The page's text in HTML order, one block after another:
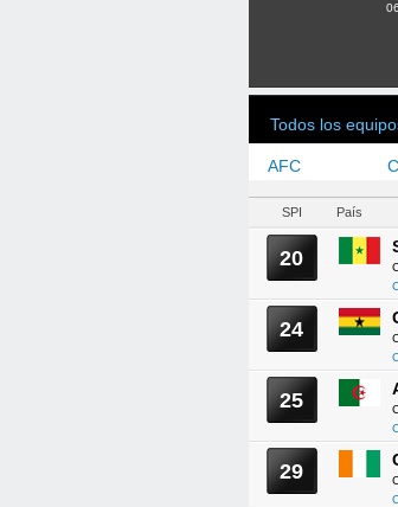
Todos los
AFC
SPI
País
20
24
25
29